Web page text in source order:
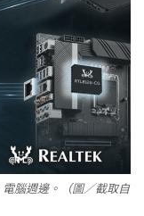
腦週邊。（圖／截取自